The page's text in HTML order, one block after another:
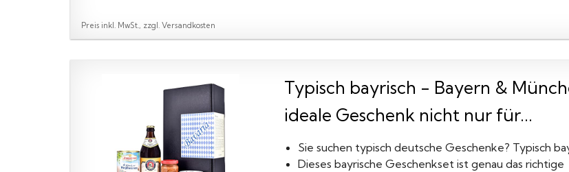
Preis inkl. MwSt., zzgl. Versandkosten
Typisch bayrisch - Bayern &
ideale Geschenk nicht nur für...
Sie suchen typisch deutsche Geschenke? Typisch
Dieses bayrische Geschenkset ist genau das richtige